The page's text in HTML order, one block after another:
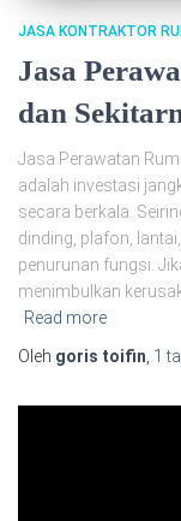
JASA KONTRAKTOR
Jasa
dan
Jasa Perawatan
adalah investasi
secara berkala.
dinding, plafon,
penurunan fungsi.
menimbulkan
Read more
Oleh goris toifin, 1